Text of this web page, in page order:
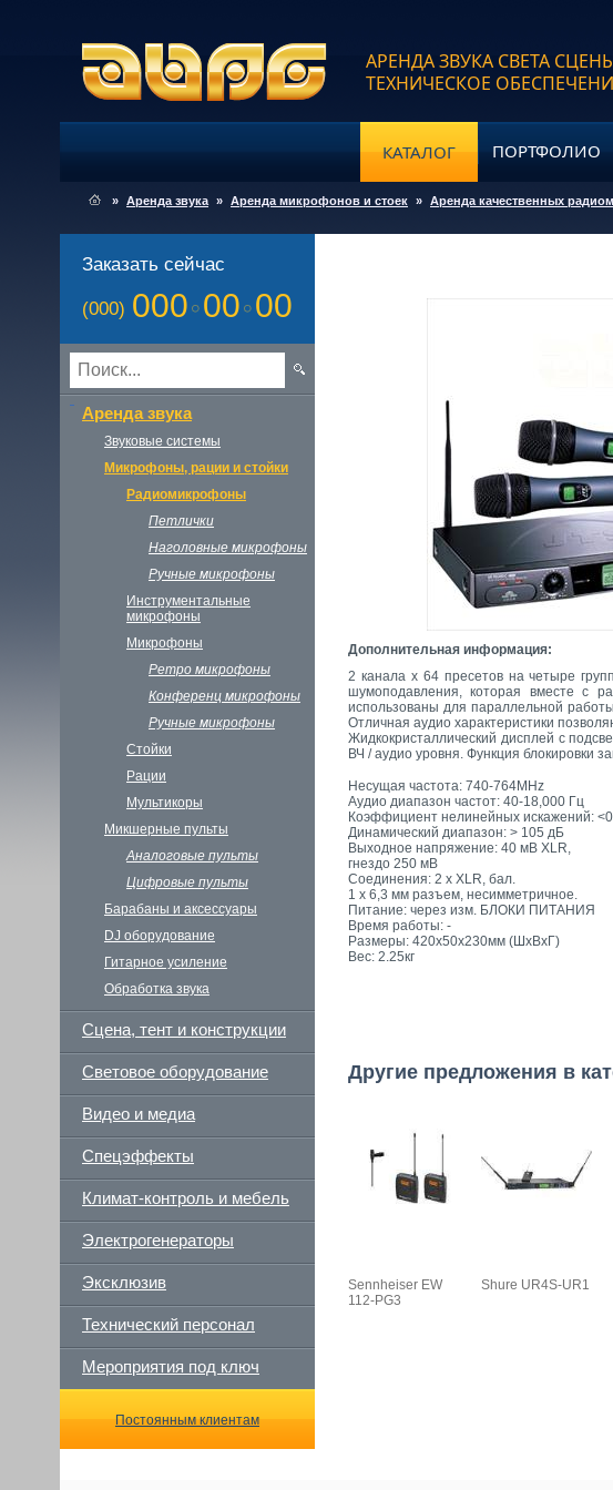
АРЕНДА ЗВУКА СВЕТА
ТЕХНИЧЕСКОЕ
КАТАЛОГ ПОРТФОЛИО
» Аренда звука » Аренда микрофонов и стоек » Аренда качественных
Заказать сейчас
(000) 000 00 00
Аренда звука
Звуковые системы
Микрофоны, рации и стойки
Радиомикрофоны
Петлички
Наголовные микрофоны
Ручные микрофоны
Инструментальные
микрофоны
Микрофоны
Ретро микрофоны
Конференц микрофоны
Ручные микрофоны
Стойки
Рации
Мультикоры
Микшерные пульты
Аналоговые пульты
Цифровые пульты
Барабаны и аксессуары
DJ oборудование
Гитарное усиление
Обработка звука
Сцена, тент и конструкции
Световое оборудование
Видео и медиа
Спецэффекты
Климат-контроль и мебель
Электрогенераторы
Эксклюзив
Технический персонал
Мероприятия под ключ
Постоянным клиентам
Дополнительная информация:
2 канала х 64 пресетов на четыре
шумоподавления, которая вместе с
использованы для параллельной
Отличная аудио характеристики
Жидкокристаллический дисплей с
ВЧ / аудио уровня. Функция блокировки
Несущая частота: 740-764MHz
Аудио диапазон частот: 40-18,000 Гц
Коэффициент нелинейных искажений:
Динамический диапазон: > 105 дБ
Выходное напряжение: 40 мВ XLR,
гнездо 250 мВ
Соединения: 2 х XLR, бал.
1 х 6,3 мм разъем, несимметричное.
Питание: через изм. БЛОКИ ПИТАНИЯ
Время работы: -
Размеры: 420x50x230мм (ШxВxГ)
Вес: 2.25кг
Другие предложения в
Sennheiser EW
112-PG3
Shure UR4S-UR1